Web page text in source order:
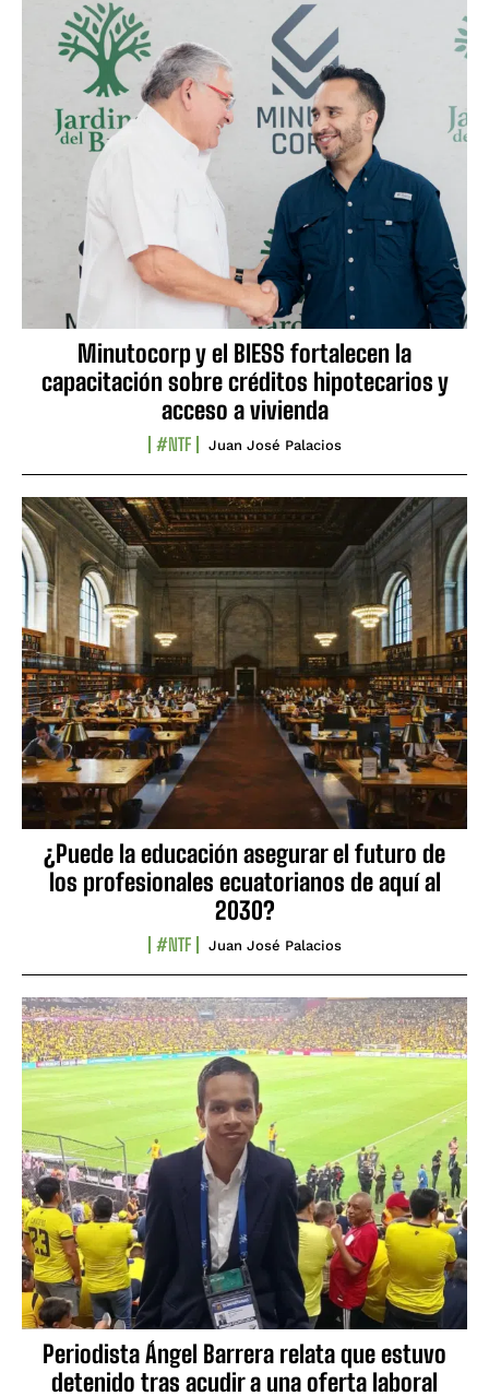
Minutocorp y el BIESS fortalecen la
capacitación sobre créditos hipotecarios y
acceso a vivienda
#NTF Juan José Palacios
¿Puede la educación asegurar el futuro de
los profesionales ecuatorianos de aquí al
2030?
#NTF Juan José Palacios
Periodista Ángel Barrera relata que estuvo
detenido tras acudir a una oferta laboral